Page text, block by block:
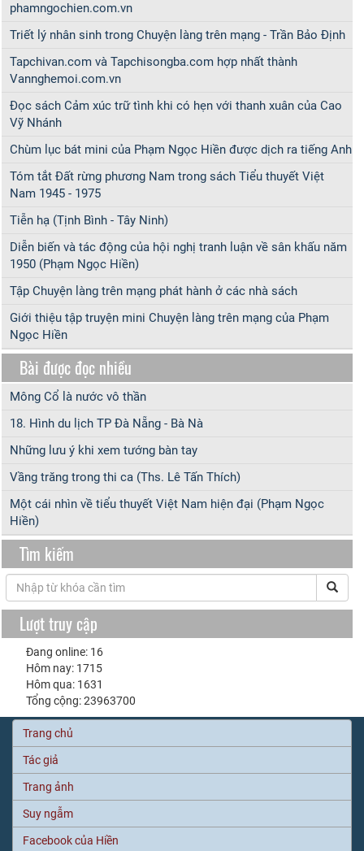
phamngochien.com.vn
Triết lý nhân sinh trong Chuyện làng trên mạng - Trần Bảo Định
Tapchivan.com và Tapchisongba.com hợp nhất thành
Vannghemoi.com.vn
Đọc sách Cảm xúc trữ tình khi có hẹn với thanh xuân của Cao
Vỹ Nhánh
Chùm lục bát mini của Phạm Ngọc Hiền được dịch ra tiếng Anh
Tóm tắt Đất rừng phương Nam trong sách Tiểu thuyết Việt
Nam 1945 - 1975
Tiễn hạ (Tịnh Bình - Tây Ninh)
Diễn biến và tác động của hội nghị tranh luận về sân khấu năm
1950 (Phạm Ngọc Hiền)
Tập Chuyện làng trên mạng phát hành ở các nhà sách
Giới thiệu tập truyện mini Chuyện làng trên mạng của Phạm
Ngọc Hiền
Bài được đọc nhiều
Mông Cổ là nước vô thần
18. Hình du lịch TP Đà Nẵng - Bà Nà
Những lưu ý khi xem tướng bàn tay
Vầng trăng trong thi ca (Ths. Lê Tấn Thích)
Một cái nhìn về tiểu thuyết Việt Nam hiện đại (Phạm Ngọc
Hiền)
Tìm kiếm
Lượt truy cập
Đang online: 16
Hôm nay: 1715
Hôm qua: 1631
Tổng cộng: 23963700
Trang chủ
Tác giả
Trang ảnh
Suy ngẫm
Facebook của Hiền